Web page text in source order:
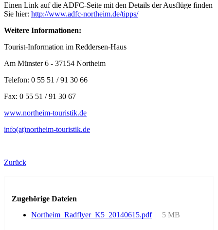
Einen Link auf die ADFC-Seite mit den Details der Ausflüge finden
Sie hier: http://www.adfc-northeim.de/tipps/
Weitere Informationen:
Tourist-Information im Reddersen-Haus
Am Münster 6 - 37154 Northeim
Telefon: 0 55 51 / 91 30 66
Fax: 0 55 51 / 91 30 67
www.northeim-touristik.de
info(at)northeim-touristik.de
Zurück
Zugehörige Dateien
Northeim_Radflyer_K5_20140615.pdf
5 MB